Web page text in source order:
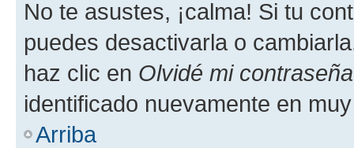
No te asustes, ¡calma! Si tu
puedes desactivarla o
haz clic en Olvidé mi contraseña
identificado nuevamente en
Arriba